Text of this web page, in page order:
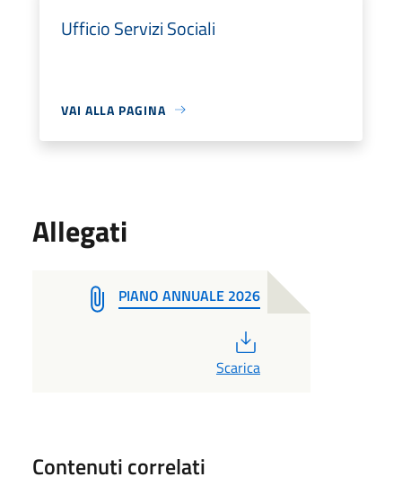
Ufficio Servizi Sociali
VAI ALLA PAGINA
Allegati
PIANO ANNUALE 2026
Scarica
Contenuti correlati